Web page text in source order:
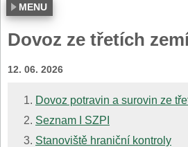
MENU
Dovoz ze třetích
12. 06. 2026
Dovoz potravin a surovin ze
Seznam I SZPI
Stanoviště hraniční kontroly